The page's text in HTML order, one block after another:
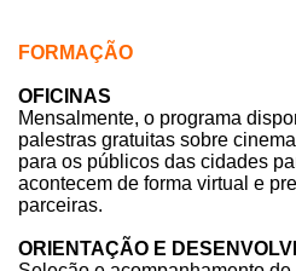
FORMAÇÃO
OFICINAS
Mensalmente, o programa
palestras gratuitas sobre
para os públicos das cidades
acontecem de forma virtual e
parceiras.
ORIENTAÇÃO E